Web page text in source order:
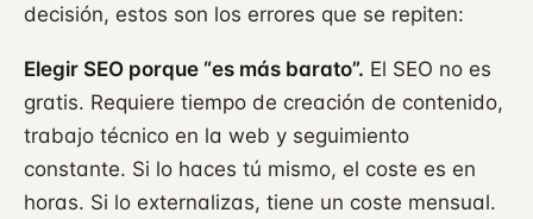
decisión, estos son los errores que se repiten:
Elegir SEO porque “es más barato”. El SEO no es
gratis. Requiere tiempo de creación de contenido,
trabajo técnico en la web y seguimiento
constante. Si lo haces tú mismo, el coste es en
horas. Si lo externalizas, tiene un coste mensual.